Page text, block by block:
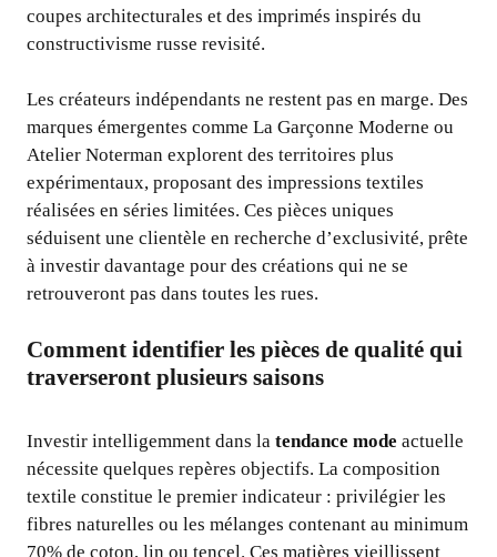
coupes architecturales et des imprimés inspirés du
constructivisme russe revisité.
Les créateurs indépendants ne restent pas en marge. Des
marques émergentes comme La Garçonne Moderne ou
Atelier Noterman explorent des territoires plus
expérimentaux, proposant des impressions textiles
réalisées en séries limitées. Ces pièces uniques
séduisent une clientèle en recherche d’exclusivité, prête
à investir davantage pour des créations qui ne se
retrouveront pas dans toutes les rues.
Comment identifier les pièces de qualité qui
traverseront plusieurs saisons
Investir intelligemment dans la tendance mode actuelle
nécessite quelques repères objectifs. La composition
textile constitue le premier indicateur : privilégier les
fibres naturelles ou les mélanges contenant au minimum
70% de coton, lin ou tencel. Ces matières vieillissent